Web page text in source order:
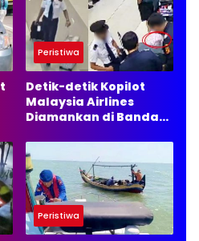
Peristiwa
Detik-detik Kopilot
Malaysia Airlines
Diamankan di Bandara
Ekstasi Disita
Peristiwa